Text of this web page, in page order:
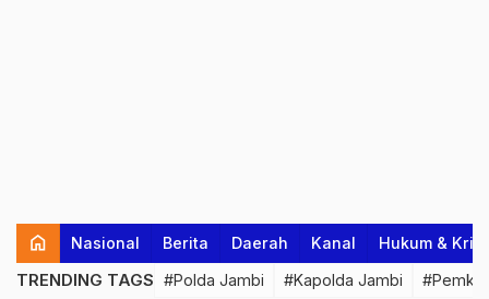
home Nasional Berita Daerah Kanal Hukum &
TRENDING TAGS #Polda Jambi #Kapolda Jambi